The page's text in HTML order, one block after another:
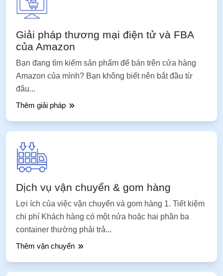
Giải pháp thương mại điện tử và FBA
của Amazon
Bạn đang tìm kiếm sản phẩm để bán trên cửa hàng
Amazon của mình? Bạn không biết nên bắt đầu từ
đâu...
Thêm giải pháp
Dịch vụ vận chuyển & gom hàng
Lợi ích của việc vận chuyển và gom hàng 1. Tiết kiệm
chi phí Khách hàng có một nửa hoặc hai phần ba
container thường phải trả...
Thêm vận chuyển